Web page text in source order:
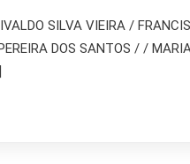
SILVA VIEIRA /
DOS SANTOS / /